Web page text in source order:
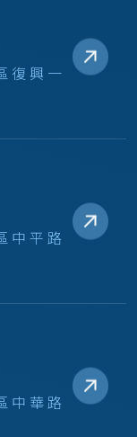
復興一
中平路
中華路